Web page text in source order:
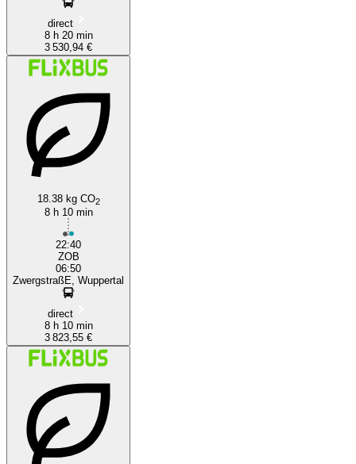
direct
8 h 20 min
3 530,94 €
18.38 kg CO2
8 h 10 min
22:40
ZOB
06:50
ZwergstraßE, Wuppertal
direct
8 h 10 min
3 823,55 €